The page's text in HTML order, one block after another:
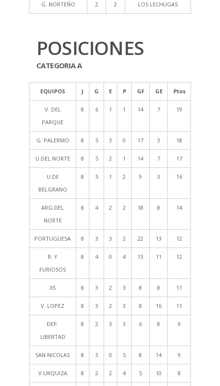
G. NORTEÑO 2 2 LOS LECHUGAS
POSICIONES
CATEGORIA A
EQUIPOS J G E P GF GE Ptos
V. DEL
PARQUE
8 6 1 1 14 7 19
G. PALERMO 8 5 3 0 17 3 18
U.DEL NORTE 8 5 2 1 14 7 17
U.DE
BELGRANO
8 5 1 2 9 3 16
ARG.DEL
NORTE
8 4 2 2 18 8 14
PORTUGUESA 8 3 3 2 22 13 12
R. Y
FURIOSOS
8 4 0 4 13 11 12
X5 8 3 2 3 8 8 11
V. LOPEZ 8 3 2 3 8 16 11
DEP.
LIBERTAD
8 2 3 3 6 8 9
SAN NICOLAS 8 3 0 5 8 14 9
V.URQUIZA 8 2 2 4 5 10 8